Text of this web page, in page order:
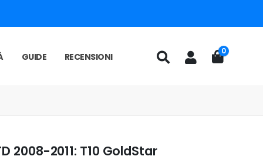
GUIDE RECENSIONI
0
2008-2011: T10 GoldStar